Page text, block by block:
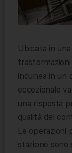
Ubicata in
incunea in un
eccezionale
una risposta
qualità del
Le operazioni
stazione